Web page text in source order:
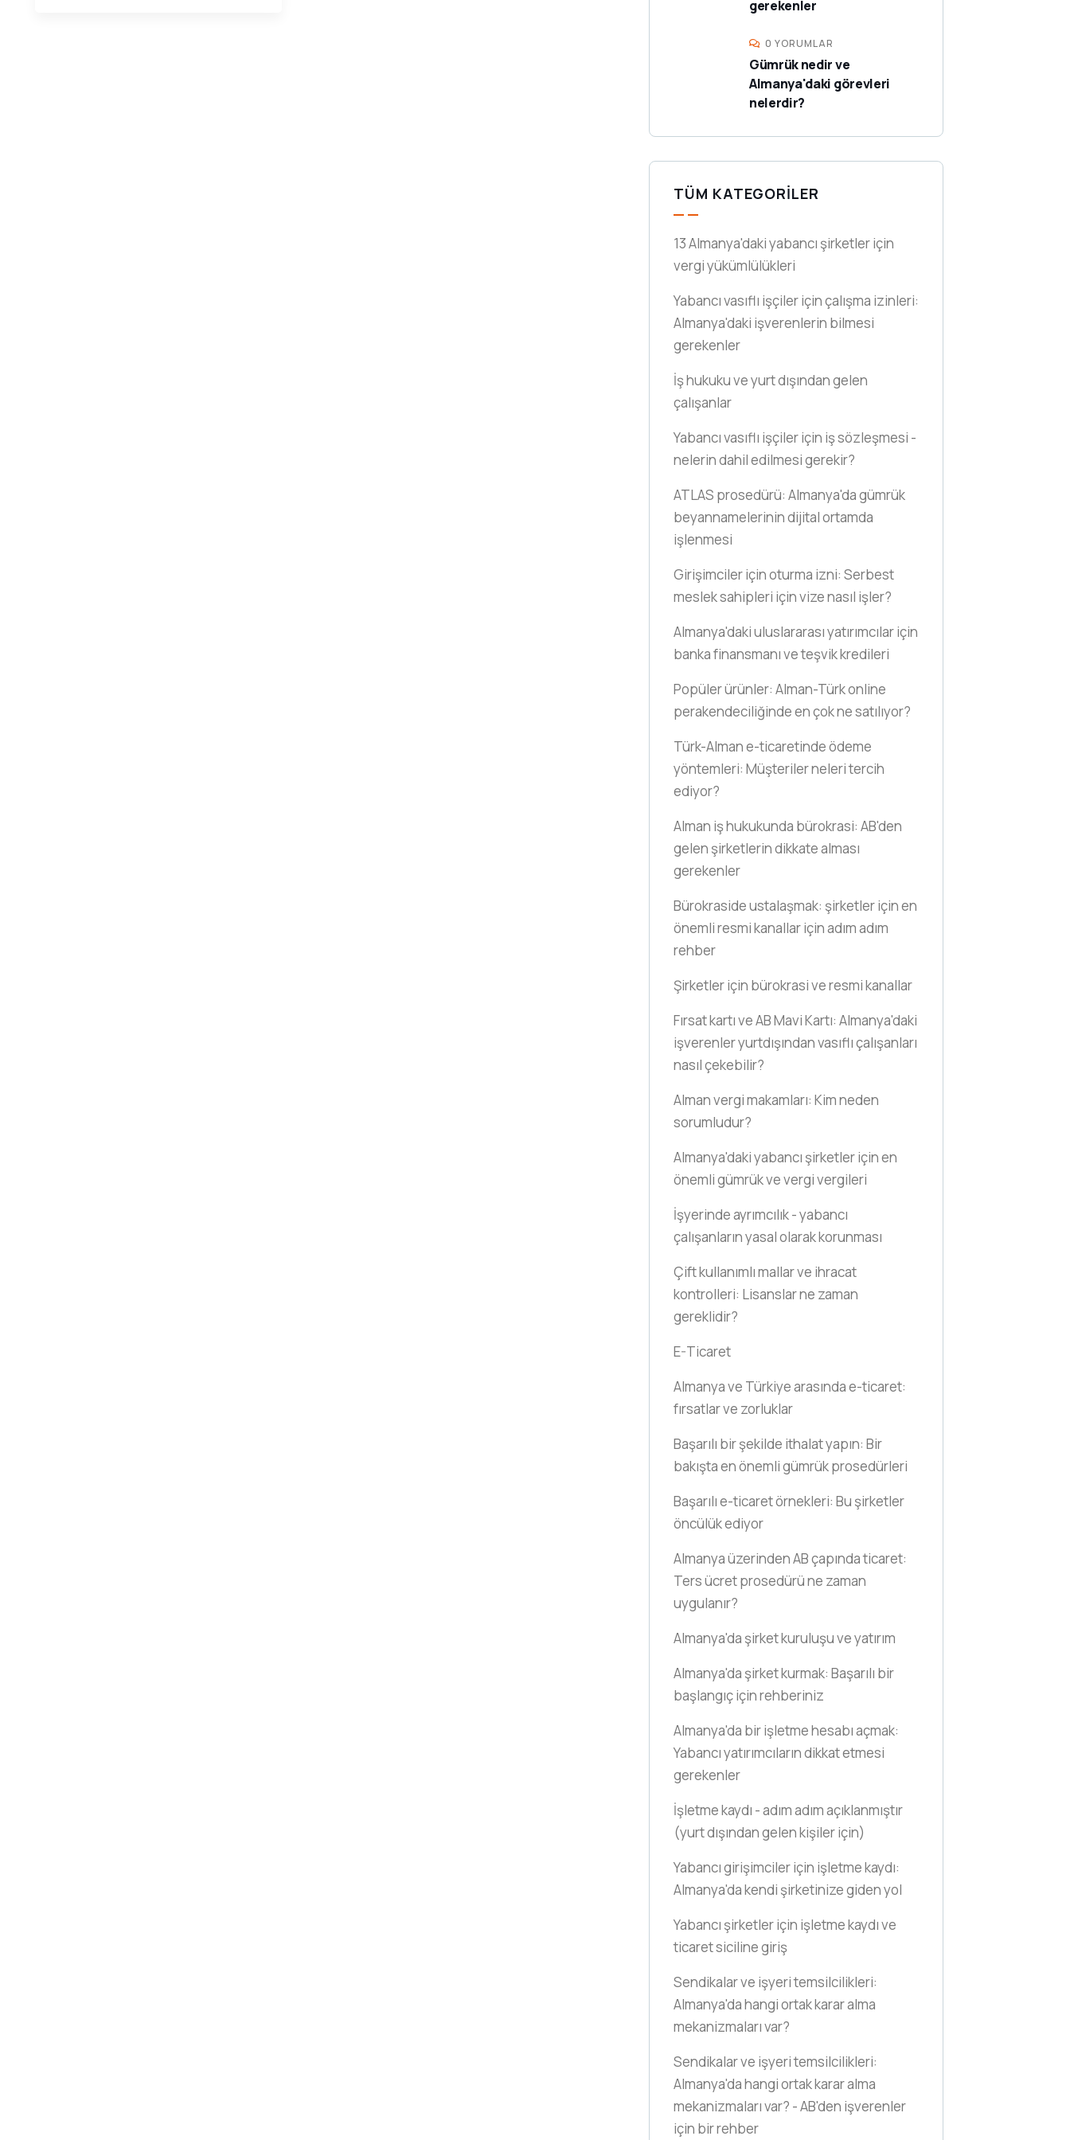
gerekenler
0 YORUMLAR
Gümrük nedir ve
Almanya'daki görevleri
nelerdir?
TÜM KATEGORILER
13 Almanya'daki yabancı şirketler için
vergi yükümlülükleri
Yabancı vasıflı işçiler için çalışma izinleri:
Almanya'daki işverenlerin bilmesi
gerekenler
İş hukuku ve yurt dışından gelen
çalışanlar
Yabancı vasıflı işçiler için iş sözleşmesi -
nelerin dahil edilmesi gerekir?
ATLAS prosedürü: Almanya'da gümrük
beyannamelerinin dijital ortamda
işlenmesi
Girişimciler için oturma izni: Serbest
meslek sahipleri için vize nasıl işler?
Almanya'daki uluslararası yatırımcılar için
banka finansmanı ve teşvik kredileri
Popüler ürünler: Alman-Türk online
perakendeciliğinde en çok ne satılıyor?
Türk-Alman e-ticaretinde ödeme
yöntemleri: Müşteriler neleri tercih
ediyor?
Alman iş hukukunda bürokrasi: AB'den
gelen şirketlerin dikkate alması
gerekenler
Bürokraside ustalaşmak: şirketler için en
önemli resmi kanallar için adım adım
rehber
Şirketler için bürokrasi ve resmi kanallar
Fırsat kartı ve AB Mavi Kartı: Almanya'daki
işverenler yurtdışından vasıflı çalışanları
nasıl çekebilir?
Alman vergi makamları: Kim neden
sorumludur?
Almanya'daki yabancı şirketler için en
önemli gümrük ve vergi vergileri
İşyerinde ayrımcılık - yabancı
çalışanların yasal olarak korunması
Çift kullanımlı mallar ve ihracat
kontrolleri: Lisanslar ne zaman
gereklidir?
E-Ticaret
Almanya ve Türkiye arasında e-ticaret:
fırsatlar ve zorluklar
Başarılı bir şekilde ithalat yapın: Bir
bakışta en önemli gümrük prosedürleri
Başarılı e-ticaret örnekleri: Bu şirketler
öncülük ediyor
Almanya üzerinden AB çapında ticaret:
Ters ücret prosedürü ne zaman
uygulanır?
Almanya'da şirket kuruluşu ve yatırım
Almanya'da şirket kurmak: Başarılı bir
başlangıç için rehberiniz
Almanya'da bir işletme hesabı açmak:
Yabancı yatırımcıların dikkat etmesi
gerekenler
İşletme kaydı - adım adım açıklanmıştır
(yurt dışından gelen kişiler için)
Yabancı girişimciler için işletme kaydı:
Almanya'da kendi şirketinize giden yol
Yabancı şirketler için işletme kaydı ve
ticaret siciline giriş
Sendikalar ve işyeri temsilcilikleri:
Almanya'da hangi ortak karar alma
mekanizmaları var?
Sendikalar ve işyeri temsilcilikleri:
Almanya'da hangi ortak karar alma
mekanizmaları var? - AB'den işverenler
için bir rehber